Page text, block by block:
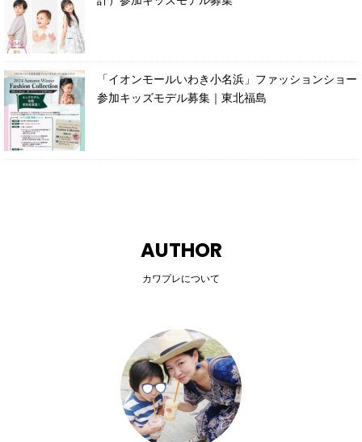
「イオンモールいわき小名浜」ファッションショー
参加キッズモデル募集｜東北福島
AUTHOR
カワプレについて